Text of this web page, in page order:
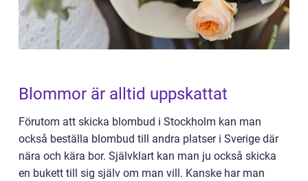
Blommor är alltid uppskattat
Förutom att skicka blombud i Stockholm kan man
också beställa blombud till andra platser i Sverige där
nära och kära bor. Självklart kan man ju också skicka
en bukett till sig själv om man vill. Kanske har man